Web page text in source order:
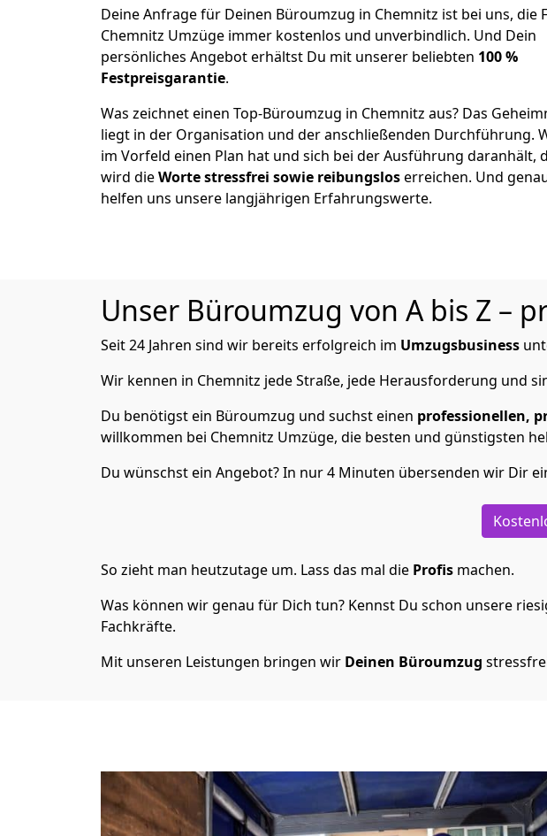
Deine Anfrage für Deinen Büroumzug in Chemnitz ist bei uns, die
Chemnitz Umzüge immer kostenlos und unverbindlich. Und Dein
persönliches Angebot erhältst Du mit unserer beliebten 100 %
Festpreisgarantie.
Was zeichnet einen Top-Büroumzug in Chemnitz aus? Das
liegt in der Organisation und der anschließenden Durchführung.
im Vorfeld einen Plan hat und sich bei der Ausführung daranhält,
wird dieWorte stressfrei sowie reibungsloserreichen. Und
helfen uns unsere langjährigen Erfahrungswerte.
Unser Büroumzug von A bis Z –
Seit 24 Jahren sind wir bereits erfolgreich im Umzugsbusiness
Wir kennen in Chemnitz jede Straße, jede Herausforderung und
Du benötigst ein Büroumzug und suchst einen professionellen,
willkommen bei Chemnitz Umzüge, die besten und günstigsten
Du wünschst ein Angebot? In nur 4 Minuten übersenden wir Dir
So zieht man heutzutage um. Lass das mal die Profis machen.
Was können wir genau für Dich tun? Kennst Du schon unsere
Fachkräfte.
Mit unseren Leistungen bringen wir Deinen Büroumzug